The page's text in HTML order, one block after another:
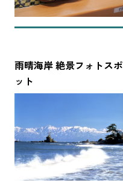
雨晴海岸 絶景フォトスポ
ット